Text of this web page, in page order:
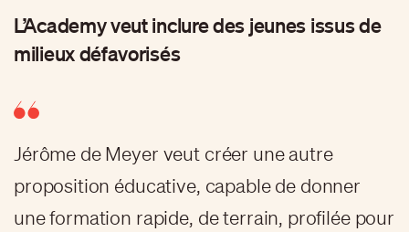
L’Academy veut inclure des jeunes issus de
milieux défavorisés
Jérôme de Meyer veut créer une autre
proposition éducative, capable de donner
une formation rapide, de terrain, profilée pour